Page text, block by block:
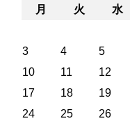
月 火 水
3
4 5
10
11 12
17
18 19
24
25 26